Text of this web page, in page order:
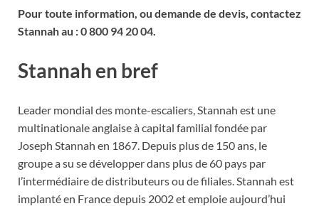
Pour toute information, ou demande de devis, contactez
Stannah au :0 800 94 20 04.
Stannah en bref
Leader mondial des monte-escaliers, Stannah est une
multinationale anglaise à capital familial fondée par
Joseph Stannah en 1867. Depuis plus de 150 ans, le
groupe a su se développer dans plus de 60 pays par
l’intermédiaire de distributeurs ou de filiales. Stannah est
implanté en France depuis 2002 et emploie aujourd’hui